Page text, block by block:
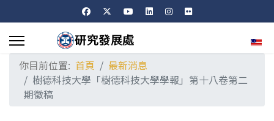
選擇
你目前位置: 首頁
最新消息
樹德科技大學「樹德科技大學學報」第十八卷第二
期徵稿